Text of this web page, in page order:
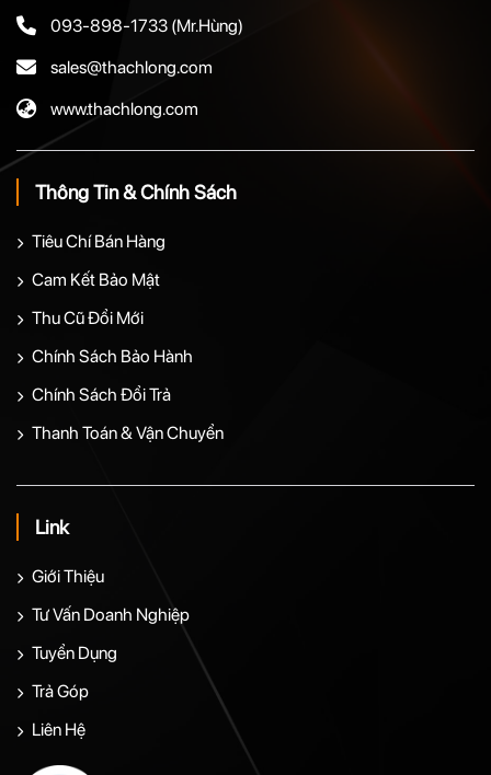
093-898-1733 (Mr.Hùng)
sales@thachlong.com
www.thachlong.com
Thông Tin & Chính Sách
Tiêu Chí Bán Hàng
Cam Kết Bảo Mật
Thu Cũ Đổi Mới
Chính Sách Bảo Hành
Chính Sách Đổi Trả
Thanh Toán & Vận Chuyển
Link
Giới Thiệu
Tư Vấn Doanh Nghiệp
Tuyển Dụng
Trả Góp
Liên Hệ